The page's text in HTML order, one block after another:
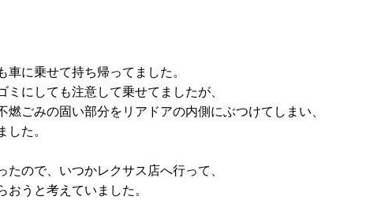
に乗せて持ち帰ってました。
にしても注意して乗せてましたが、
ごみの固い部分をリアドアの内側にぶつけてしまい、
た。
ので、いつかレクサス店へ行って、
うと考えていました。